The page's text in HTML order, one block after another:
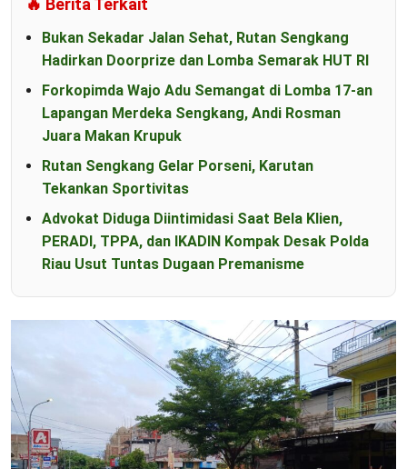
🔥 Berita Terkait
Bukan Sekadar Jalan Sehat, Rutan Sengkang
Hadirkan Doorprize dan Lomba Semarak HUT RI
Forkopimda Wajo Adu Semangat di Lomba 17-an
Lapangan Merdeka Sengkang, Andi Rosman
Juara Makan Krupuk
Rutan Sengkang Gelar Porseni, Karutan
Tekankan Sportivitas
Advokat Diduga Diintimidasi Saat Bela Klien,
PERADI, TPPA, dan IKADIN Kompak Desak Polda
Riau Usut Tuntas Dugaan Premanisme